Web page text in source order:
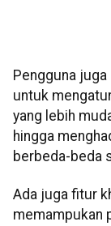
Pengguna
untuk
yang lebih
hingga
berbeda-beda
Ada juga fitur
memampukan